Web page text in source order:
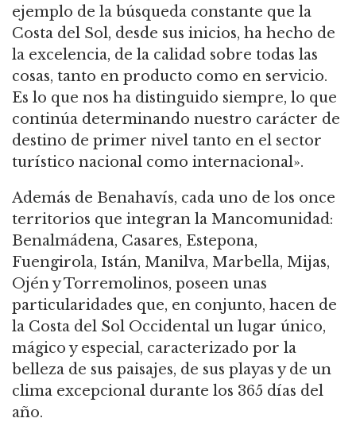
ejemplo de la búsqueda constante que la
Costa del Sol, desde sus inicios, ha hecho de
la excelencia, de la calidad sobre todas las
cosas, tanto en producto como en servicio.
Es lo que nos ha distinguido siempre, lo que
continúa determinando nuestro carácter de
destino de primer nivel tanto en el sector
turístico nacional como internacional».
Además de Benahavís, cada uno de los once
territorios que integran la Mancomunidad:
Benalmádena, Casares, Estepona,
Fuengirola, Istán, Manilva, Marbella, Mijas,
Ojén y Torremolinos, poseen unas
particularidades que, en conjunto, hacen de
la Costa del Sol Occidental un lugar único,
mágico y especial, caracterizado por la
belleza de sus paisajes, de sus playas y de un
clima excepcional durante los 365 días del
año.